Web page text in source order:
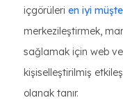
içgörüleri en iyi
merkezileştirmek,
sağlamak için web
kişiselleştirilmiş
olanak tanır.